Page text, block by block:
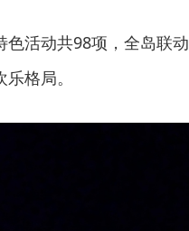
色活动共98项，全岛联动
格局。